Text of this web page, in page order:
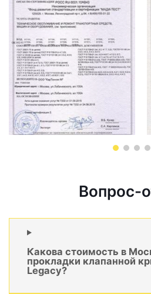
Вопрос-
Какова стоимость в
прокладки клапанной
Legacy?